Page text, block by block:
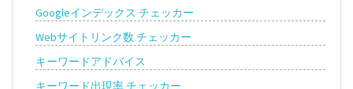
Googleインデックス チェッカー
Webサイトリンク数 チェッカー
キーワードアドバイス
キーワード出現率 チェッカー